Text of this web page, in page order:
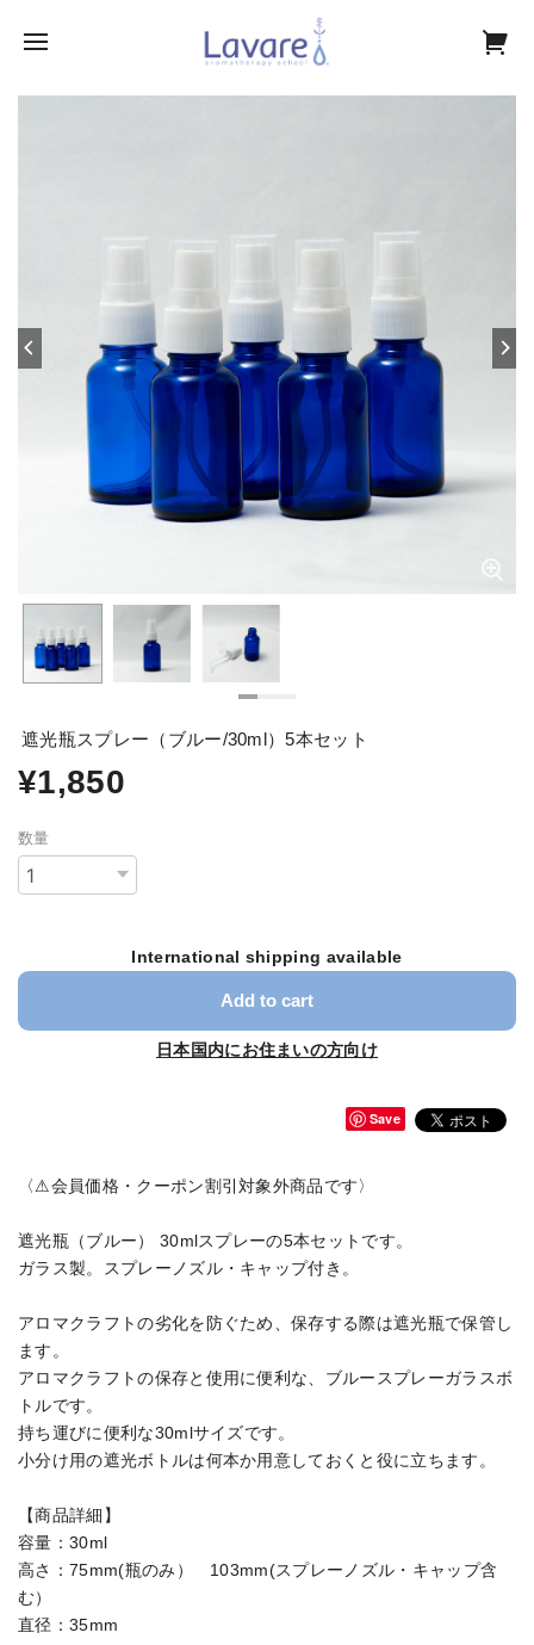
遮光瓶スプレー（ブルー/30ml）5本セット
¥1,850
数量
International shipping available
Add to cart
日本国内にお住まいの方向け
Save
〈⚠会員価格・クーポン割引対象外商品です〉
遮光瓶（ブルー） 30mlスプレーの5本セットです。
ガラス製。スプレーノズル・キャップ付き。
アロマクラフトの劣化を防ぐため、保存する際は遮光瓶で保管し
ます。
アロマクラフトの保存と使用に便利な、ブルースプレーガラスボ
トルです。
持ち運びに便利な30mlサイズです。
小分け用の遮光ボトルは何本か用意しておくと役に立ちます。
【商品詳細】
容量：30ml
高さ：75mm(瓶のみ） 103mm(スプレーノズル・キャップ含
む）
直径：35mm